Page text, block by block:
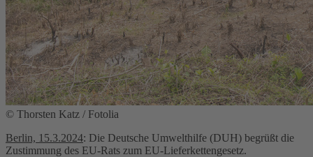
© Thorsten Katz / Fotolia
Berlin, 15.3.2024: Die Deutsche Umwelthilfe (DUH) begrüßt die
Zustimmung des EU-Rats zum EU-Lieferkettengesetz.